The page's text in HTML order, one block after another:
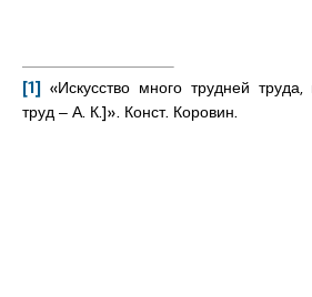
[1] «Искусство много трудней
труд ‒ А. К.]». Конст. Коровин.